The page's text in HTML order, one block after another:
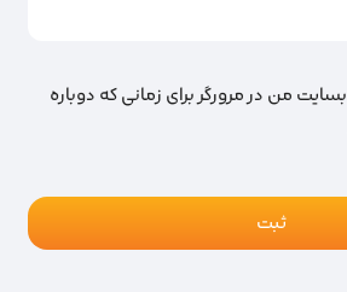
من در مرورگر برای زمانی که دوباره